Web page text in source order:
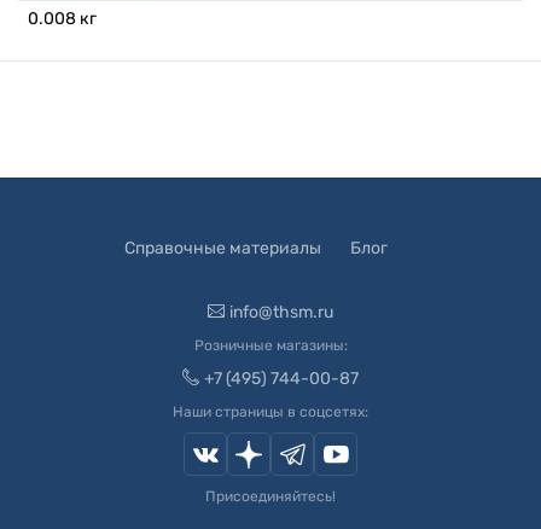
0.008 кг
Справочные материалы Блог
info@thsm.ru
Розничные магазины:
+7 (495) 744-00-87
Наши страницы в соцсетях:
Присоединяйтесь!